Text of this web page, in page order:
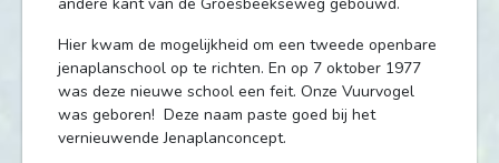
Hier kwam de mogelijkheid om een tweede openbare
jenaplanschool op te richten. En op 7 oktober 1977
was deze nieuwe school een feit. Onze Vuurvogel
was geboren! Deze naam paste goed bij het
vernieuwende Jenaplanconcept.